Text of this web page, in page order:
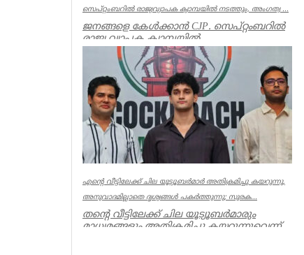
സെപ്റ്റംബറിൽ രാജ്യവ്യാപക ക്യാമ്പയിൽ നടത്തും, അംഗത്വ ...
ജനങ്ങളെ കേൾക്കാൻ CJP. സെപ്റ്റംബറിൽ
രാജ്യ വ്യാപക ക്യാമ്പയിൽ
നടത്തും.”പൊതുജനം എന്ത് പറയുന്നു” എന്ന
India
എന്റെ വീട്ടിലേക്ക് ചില യൂട്യൂബർമാർ അതിക്രമിച്ചു കയറുന്നു,
അനുവാദമില്ലാതെ ദൃശ്യങ്ങൾ പകർത്തുന്നു; സുരക...
തന്റെ വീട്ടിലേക്ക് ചില യൂട്യൂബർമാരും
മാധ്യമങ്ങളും അതിക്രമിച്ചു കയറുന്നുവെന്ന്